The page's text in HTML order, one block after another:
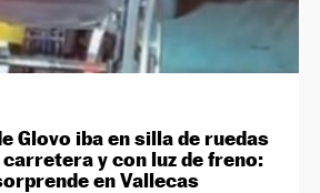
Glovo iba en silla de ruedas
y con luz de freno:
en Vallecas